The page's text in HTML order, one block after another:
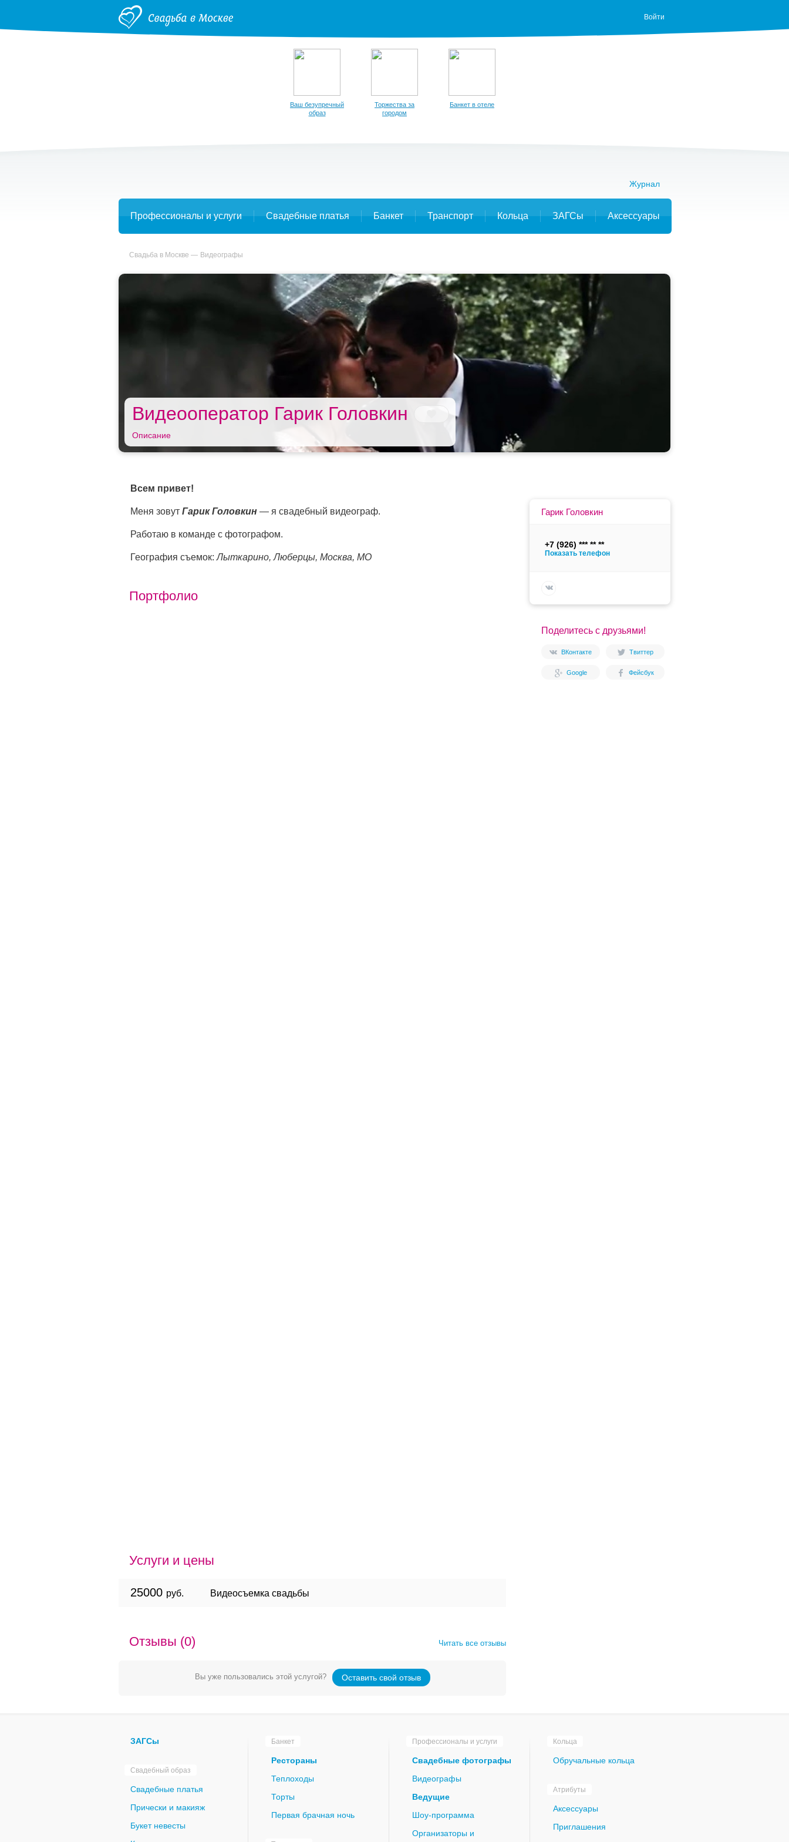
Войти
Ваш безупречный
образ
Торжества за
городом
Банкет в отеле
Журнал
Профессионалы и услуги Свадебные платья Банкет Транспорт Кольца ЗАГСы Аксессуары
Свадьба в Москве Видеографы
Видеооператор Гарик Головкин
Описание
Гарик Головкин
+7 (926)
Показать телефон
Поделитесь с друзьями!
ВКонтакте Твиттер
Google Фейсбук
Всем привет!
Меня зовут Гарик Головкин — я свадебный видеограф.
Работаю в команде с фотографом.
География съемок:Лыткарино, Люберцы, Москва, МО
Портфолио
Услуги и цены
Видеосъемка свадьбы
25000 руб.
Отзывы (0) Читать все отзывы
Вы уже пользовались этой услугой? Оставить свой отзыв
ЗАГСы
Свадебный образ
Свадебные платья
Прически и макияж
Букет невесты
Банкет
Рестораны
Теплоходы
Торты
Первая брачная ночь
Профессионалы и услуги
Свадебные фотографы
Видеографы
Ведущие
Шоу-программа
Организаторы и
Кольца
Обручальные кольца
Атрибуты
Аксессуары
Приглашения